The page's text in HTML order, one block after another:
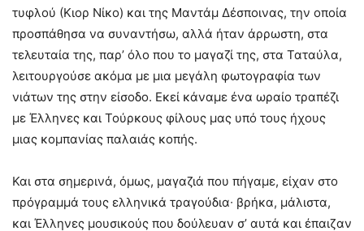
τυφλού (Κιορ Νίκο) και της Μαντάμ Δέσποινας, την οποία
προσπάθησα να συναντήσω, αλλά ήταν άρρωστη, στα
τελευταία της, παρ’ όλο που το μαγαζί της, στα Ταταύλα,
λειτουργούσε ακόμα με μια μεγάλη φωτογραφία των
νιάτων της στην είσοδο. Εκεί κάναμε ένα ωραίο τραπέζι
με Έλληνες και Τούρκους φίλους μας υπό τους ήχους
μιας κομπανίας παλαιάς κοπής.
Και στα σημερινά, όμως, μαγαζιά που πήγαμε, είχαν στο
πρόγραμμά τους ελληνικά τραγούδια∙ βρήκα, μάλιστα,
και Έλληνες μουσικούς που δούλευαν σ’ αυτά και έπαιζαν